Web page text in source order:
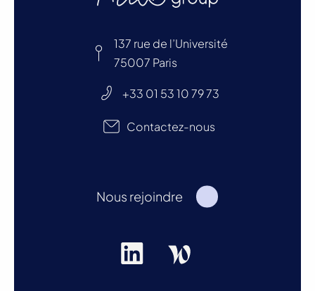
137 rue de l’Université
75007 Paris
+33 01 53 10 79 73
Contactez-nous
Nous rejoindre